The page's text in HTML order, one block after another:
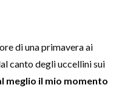
di una primavera ai
canto degli uccellini sui
meglio il mio momento